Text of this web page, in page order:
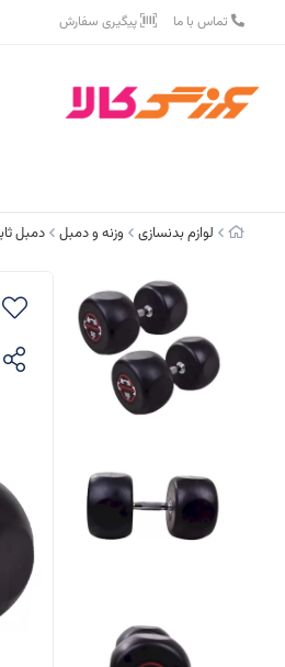
تماس با ما پیگیری سفارش
لوازم بدنسازی وزنه و دمبل دمبل